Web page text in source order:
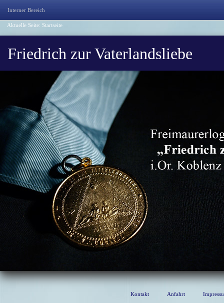
Interner Bereich
Aktuelle Seite: Startseite
Friedrich zur Vaterlandsliebe
Kontakt Anfahrt